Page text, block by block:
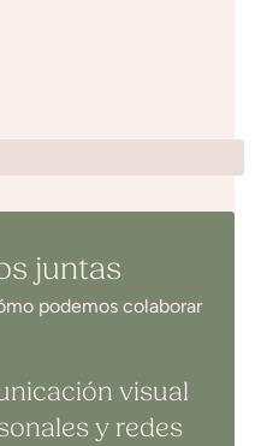
juntas
podemos colaborar
visual
y redes